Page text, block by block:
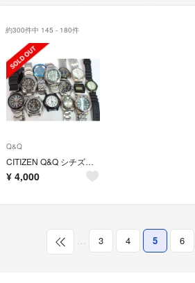
約300件中 145 - 180件
Q&Q
CITIZEN Q&Q シチズン キューアンドキュー 腕時計 14点
¥ 4,000
… 3 4 5 6